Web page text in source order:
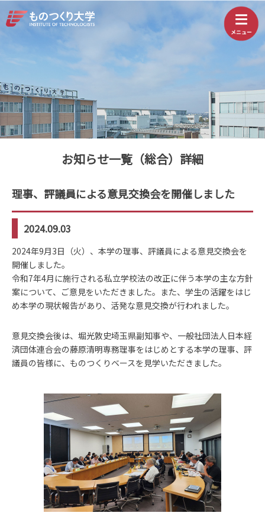
お知らせ一覧（総合）詳細
理事、評議員による意見交換会を開催しました
2024.09.03
2024年9月3日（火）、本学の理事、評議員による意見交換会を
開催しました。
令和7年4月に施行される私立学校法の改正に伴う本学の主な方針
案について、ご意見をいただきました。また、学生の活躍をはじ
め本学の現状報告があり、活発な意見交換が行われました。
意見交換会後は、堀光敦史埼玉県副知事や、一般社団法人日本経
済団体連合会の藤原清明専務理事をはじめとする本学の理事、評
議員の皆様に、ものつくりベースを見学いただきました。